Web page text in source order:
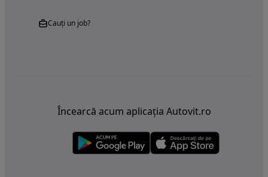
Cauți un job?
Încearcă acum aplicația Autovit.ro